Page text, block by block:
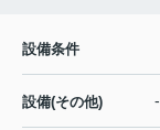
設備条件
設備(その他) -